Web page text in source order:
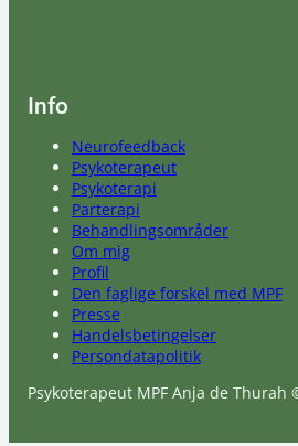
Info
Neurofeedback
Psykoterapeut
Psykoterapi
Parterapi
Behandlingsområder
Om mig
Profil
Den faglige forskel med MPF
Presse
Handelsbetingelser
Persondatapolitik
Psykoterapeut MPF Anja de Thurah